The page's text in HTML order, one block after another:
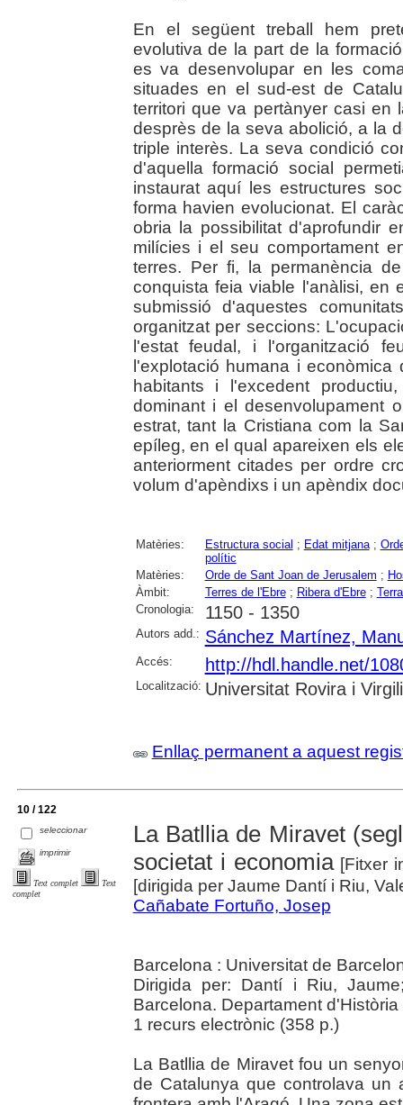
En el següent treball hem
evolutiva de la part de la
es va desenvolupar en les
situades en el sud-est de
territori que va pertànyer casi en
desprès de la seva abolició, a la
triple interès. La seva condició
d'aquella formació social
instaurat aquí les estructures
forma havien evolucionat. El
obria la possibilitat d'aprofundir
milícies i el seu comportament
terres. Per fi, la permanència
conquista feia viable l'anàlisi, en
submissió d'aquestes
organitzat per seccions:
l'estat feudal, i l'organització
l'explotació humana i
habitants i l'excedent
dominant i el desenvolupament
estrat, tant la Cristiana com la
epíleg, en el qual apareixen els
anteriorment citades per ordre
volum d'apèndixs i un apèndix
Matèries: Estructura social ; Edat mitjana;
polític
Matèries:
Orde de Sant Joan de Jerusalem ;
Àmbit:
Terres de l'Ebre; Ribera d'Ebre;
Cronologia:
1150 - 1350
Autors add.: Sánchez Martínez,
Accés: http://hdl.handle.net/
Localització: Universitat Rovira i Virgili
Enllaç permanent a aquest
10 / 122
seleccionar
imprimir
Text complet
Text
complet
La Batllia de Miravet
societat i economia[Fitxer
[dirigida per Jaume Dantí i Riu,
Cañabate Fortuño, Josep
Barcelona : Universitat de
Dirigida per: Dantí i Riu,
Barcelona. Departament
1 recurs electrònic (358 p.)
La Batllia de Miravet fou un
de Catalunya que controlava